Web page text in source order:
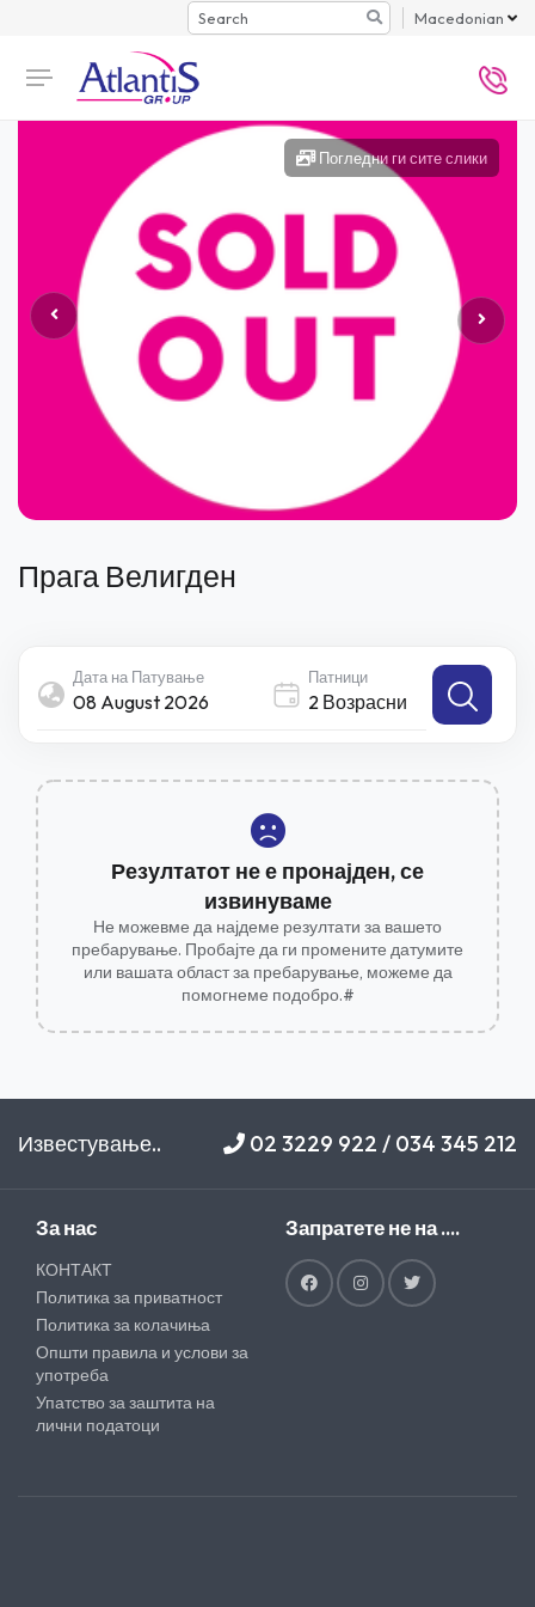
Search Macedonian
Погледни ги сите слики
Прага Велигден
Дата на Патување Патници
2 Возрасни
Резултатот не е пронајден, се
извинуваме
Не можевме да најдеме резултати за вашето
пребарување. Пробајте да ги промените датумите
или вашата област за пребарување, можеме да
помогнеме подобро.#
Известување.. 02 3229 922 / 034 345 212
За нас
КОНТАКТ
Политика за приватност
Политика за колачиња
Општи правила и услови за
употреба
Упатство за заштита на
лични податоци
Запратете не на ....